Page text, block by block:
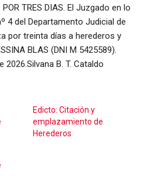
POR TRES DIAS. El Juzgado en lo
4 del Departamento Judicial de
por treinta días a herederos y
BLAS (DNI M 5425589).
2026.Silvana B. T. Cataldo
Edicto: Citación y
emplazamiento de
Herederos